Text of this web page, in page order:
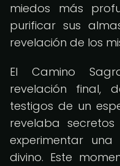
miedos más
purificar sus
revelación de los
El Camino
revelación final,
testigos de un
revelaba
experimentar
divino. Este